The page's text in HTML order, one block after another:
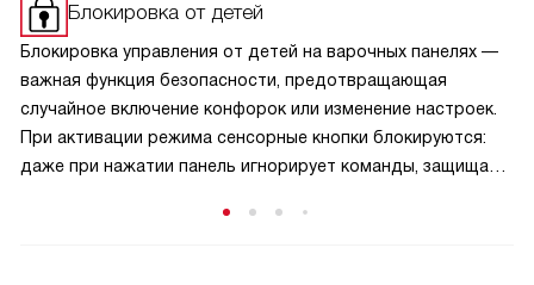
Блокировка от детей
Блокировка управления от детей на варочных панелях —
важная функция безопасности, предотвращающая
случайное включение конфорок или изменение настроек.
При активации режима сенсорные кнопки блокируются:
даже при нажатии панель игнорирует команды, защищая